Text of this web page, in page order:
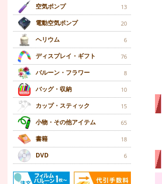
空気ポンプ 13
電動空気ポンプ 20
ヘリウム 6
ディスプレイ・ギフト 76
バルーン・フラワー 8
バッグ・収納 10
カップ・スティック 15
小物・その他アイテム 65
書籍 18
DVD 6